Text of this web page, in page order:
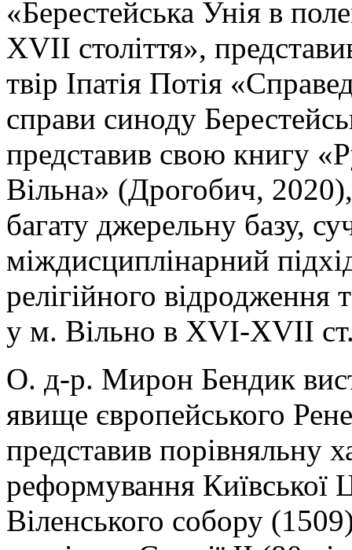
«Берестейська Унія в
XVII століття»,
твір Іпатія Потія
справи синоду
представив свою книгу
Вільна» (Дрогобич,
багату джерельну базу,
міждисциплінарний
релігійного відродження
у м. Вільно в XVI-XVII
О. д-р. Мирон Бендик
явище європейського
представив порівняльну
реформування Київської
Віленського собору